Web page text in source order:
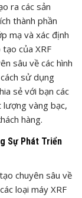
ra các sản
thành phần
mạ và xác định
của XRF
sâu về các hình
sử dụng
sẻ với bạn các
vàng bạc,
hàng.
Sự Phát Triển
chuyên sâu về
loại máy XRF